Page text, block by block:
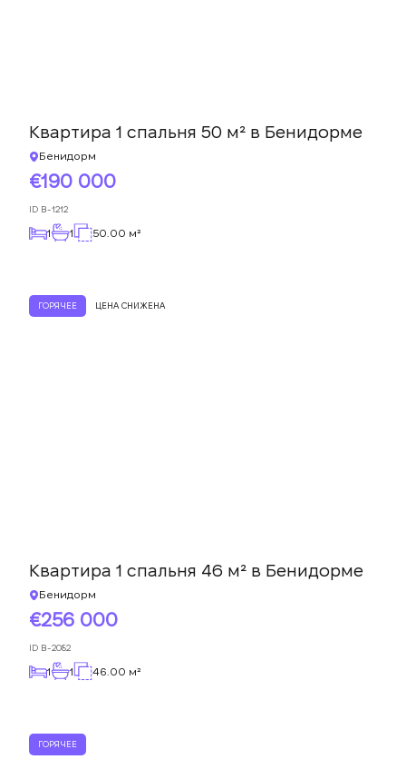
Квартира 1 спальня 50 м² в Бенидорме
Бенидорм
190 000
ID B-1212
1 1 50.00 м²
ГОРЯЧЕЕ ЦЕНА СНИЖЕНА
Квартира 1 спальня 46 м² в Бенидорме
Бенидорм
256 000
ID B-2082
1 1 46.00 м²
ГОРЯЧЕЕ